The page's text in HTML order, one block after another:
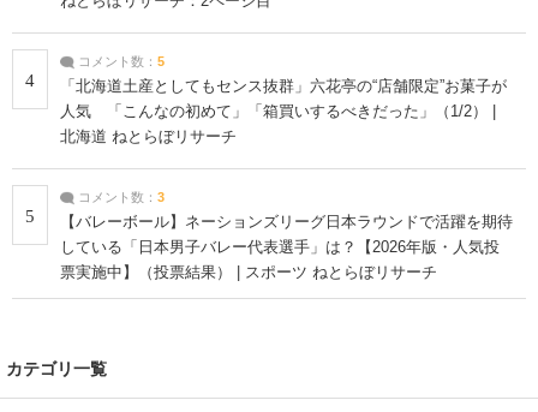
4
コメント数： 5
「北海道土産としてもセンス抜群」六花亭の“店舗限定”お菓子が
人気 「こんなの初めて」「箱買いするべきだった」（1/2） |
北海道 ねとらぼリサーチ
5
コメント数： 3
【バレーボール】ネーションズリーグ日本ラウンドで活躍を期待
している「日本男子バレー代表選手」は？【2026年版・人気投
票実施中】（投票結果） | スポーツ ねとらぼリサーチ
カテゴリ一覧